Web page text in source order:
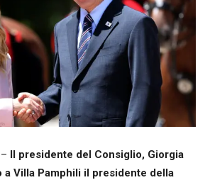
Il presidente del Consiglio, Giorgia
a Villa Pamphili il presidente della